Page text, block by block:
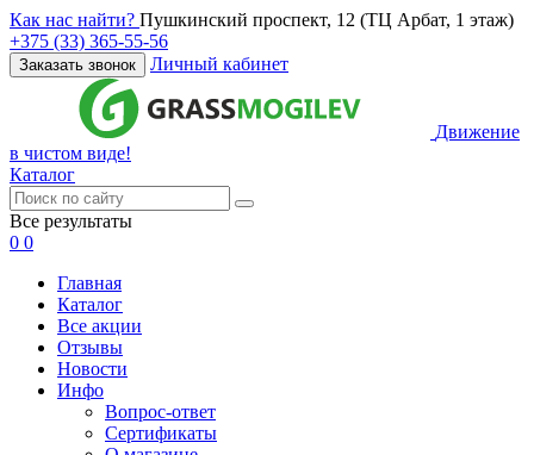
Как нас найти? Пушкинский проспект, 12 (ТЦ Арбат, 1 этаж)
+375 (33) 365-55-56
Заказать звонок Личный кабинет
Движение
в чистом виде!
Каталог
Все результаты
0 0
Главная
Каталог
Все акции
Отзывы
Новости
Инфо
Вопрос-ответ
Сертификаты